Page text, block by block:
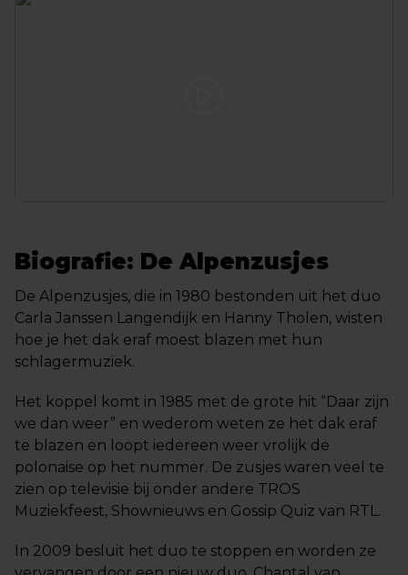
Biografie: De Alpenzusjes
De Alpenzusjes, die in 1980 bestonden uit het duo
Carla Janssen Langendijk en Hanny Tholen, wisten
hoe je het dak eraf moest blazen met hun
schlagermuziek.
Het koppel komt in 1985 met de grote hit “Daar zijn
we dan weer” en wederom weten ze het dak eraf
te blazen en loopt iedereen weer vrolijk de
polonaise op het nummer. De zusjes waren veel te
zien op televisie bij onder andere TROS
Muziekfeest, Shownieuws en Gossip Quiz van RTL.
In 2009 besluit het duo te stoppen en worden ze